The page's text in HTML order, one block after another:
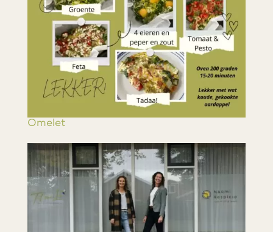
Omelet